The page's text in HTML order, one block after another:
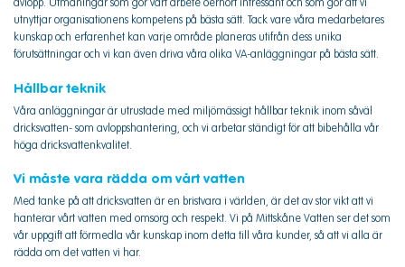
avlopp. Utmaningar som gör vårt arbete oerhört intressant och som gör att vi
utnyttjar organisationens kompetens på bästa sätt. Tack vare våra medarbetares
kunskap och erfarenhet kan varje område planeras utifrån dess unika
förutsättningar och vi kan även driva våra olika VA-anläggningar på bästa sätt.
Hållbar teknik
Våra anläggningar är utrustade med miljömässigt hållbar teknik inom såväl
dricksvatten- som avloppshantering, och vi arbetar ständigt för att bibehålla vår
höga dricksvattenkvalitet.
Vi måste vara rädda om vårt vatten
Med tanke på att dricksvatten är en bristvara i världen, är det av stor vikt att vi
hanterar vårt vatten med omsorg och respekt. Vi på Mittskåne Vatten ser det som
vår uppgift att förmedla vår kunskap inom detta till våra kunder, så att vi alla är
rädda om det vatten vi har.